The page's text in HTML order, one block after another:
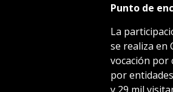
Punto de
La
se realiza en
vocación por
por